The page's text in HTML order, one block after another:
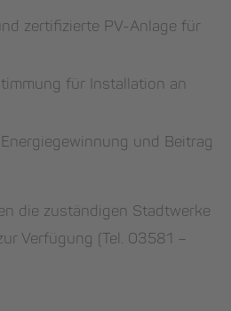
zertifizierte PV-Anlage für
für Installation an
und Beitrag
die zuständigen Stadtwerke
Verfügung (Tel. 03581 –